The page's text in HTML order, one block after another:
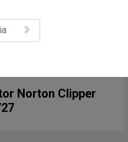
Norton Clipper